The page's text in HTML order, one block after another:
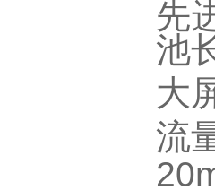
先
池
大
流